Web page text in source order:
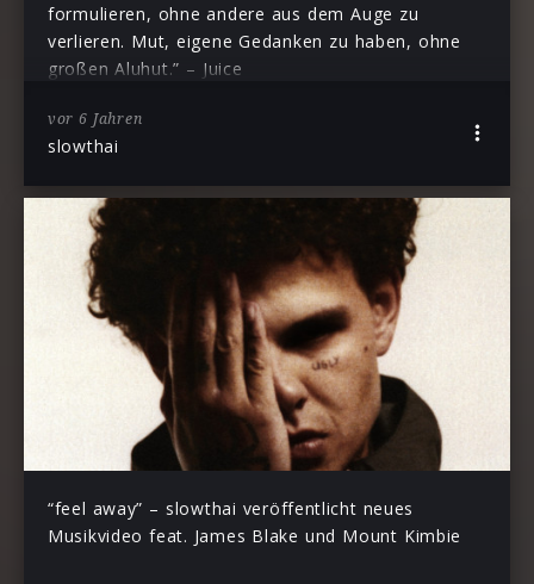
formulieren, ohne andere aus dem Auge zu
verlieren. Mut, eigene Gedanken zu haben, ohne
großen Aluhut.” – Juice
vor 6 Jahren
slowthai
“feel away” – slowthai veröffentlicht neues
Musikvideo feat. James Blake und Mount Kimbie